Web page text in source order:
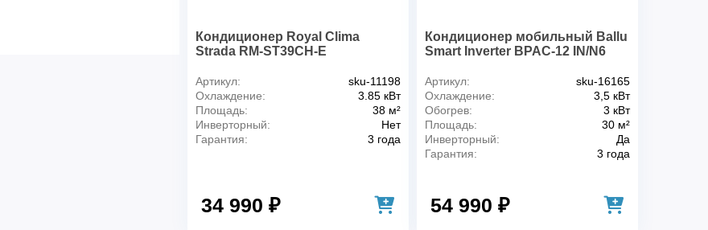
Кондиционер Royal Clima
Strada RM-ST39CH-E
Артикул:
sku-11198
Охлаждение:
3.85 кВт
Площадь:
38 м²
Инверторный:
Нет
Гарантия:
3 года
34 990 ₽
Кондиционер мобильный Ballu
Smart Inverter BPAC-12 IN/N6
Артикул:
sku-16165
Охлаждение:
3,5 кВт
Обогрев:
3 кВт
Площадь:
30 м²
Инверторный:
Да
Гарантия:
3 года
54 990 ₽